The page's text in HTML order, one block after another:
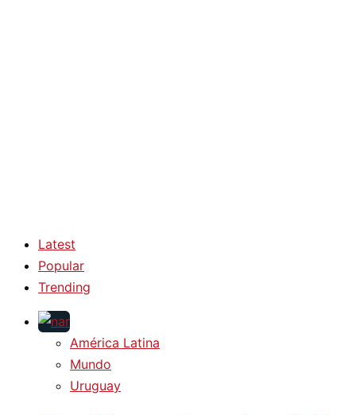
Latest
Popular
Trending
América Latina
Mundo
Uruguay